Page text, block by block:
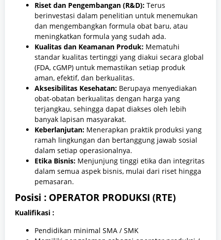
Riset dan Pengembangan (R&D): Terus
berinvestasi dalam penelitian untuk menemukan
dan mengembangkan formula obat baru, atau
meningkatkan formula yang sudah ada.
Kualitas dan Keamanan Produk: Mematuhi
standar kualitas tertinggi yang diakui secara global
(FDA, cGMP) untuk memastikan setiap produk
aman, efektif, dan berkualitas.
Aksesibilitas Kesehatan: Berupaya menyediakan
obat-obatan berkualitas dengan harga yang
terjangkau, sehingga dapat diakses oleh lebih
banyak lapisan masyarakat.
Keberlanjutan: Menerapkan praktik produksi yang
ramah lingkungan dan bertanggung jawab sosial
dalam setiap operasionalnya.
Etika Bisnis: Menjunjung tinggi etika dan integritas
dalam semua aspek bisnis, mulai dari riset hingga
pemasaran.
Posisi : OPERATOR PRODUKSI (RTE)
Kualifikasi :
Pendidikan minimal SMA / SMK